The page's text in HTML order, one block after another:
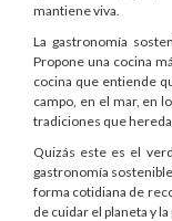
mantiene viva.
La gastronomía
Propone una cocina
cocina que entiende
campo, en el mar, en
tradiciones que
Quizás este es el
gastronomía
forma cotidiana de
de cuidar el planeta y la